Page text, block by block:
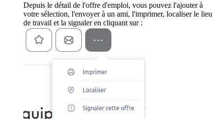
Depuis le détail de l'offre d'emploi, vous pouvez l'ajouter à
votre sélection, l'envoyer à un ami, l'imprimer, localiser le lieu
de travail et la signaler en cliquant sur :